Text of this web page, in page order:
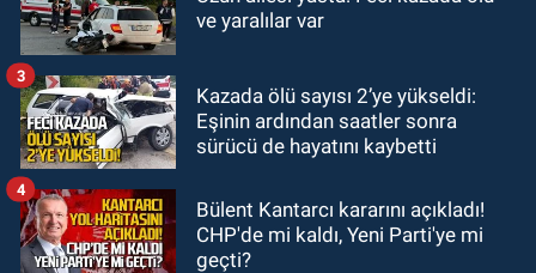
22:119 yaşındaki Burak Keskintığ
GÜNDEM
21:50
fırladı: Çok sayıda yaralı var
ve yaralılar var
Kazada ölü sayısı 2’ye yükseldi:
Eşinin ardından saatler sonra
sürücü de hayatını kaybetti
3
Bülent Kantarcı kararını açıkladı!
CHP'de mi kaldı, Yeni Parti'ye mi
geçti?
4